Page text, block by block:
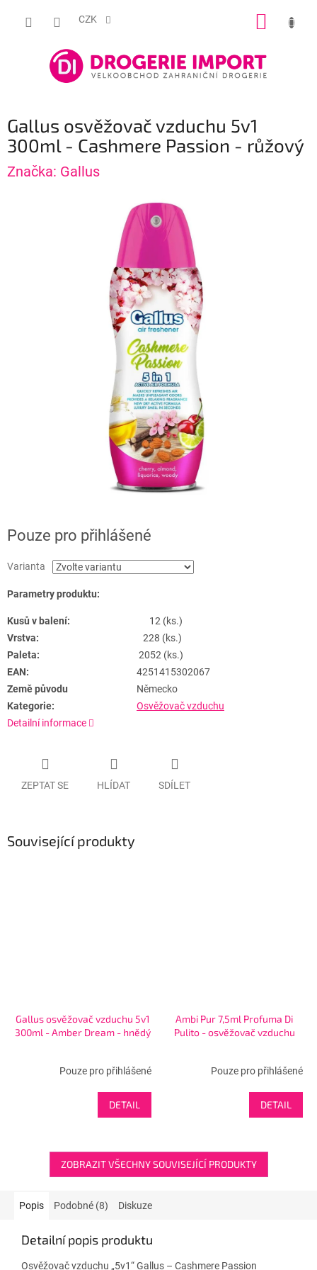
CZK
Gallus osvěžovač vzduchu 5v1
300ml - Cashmere Passion - růžový
Značka: Gallus
Pouze pro přihlášené
Varianta
Parametry produktu:
Kusů v balení:
12 (ks.)
Vrstva:
228 (ks.)
Paleta:
2052 (ks.)
EAN:
4251415302067
Země původu
Německo
Kategorie:
Osvěžovač vzduchu
Detailní informace
ZEPTAT SE HLÍDAT SDÍLET
Související produkty
Gallus osvěžovač vzduchu 5v1
300ml - Amber Dream - hnědý
Pouze pro přihlášené
DETAIL
Ambi Pur 7,5ml Profuma Di
Pulito - osvěžovač vzduchu
Pouze pro přihlášené
DETAIL
ZOBRAZIT VŠECHNY SOUVISEJÍCÍ PRODUKTY
Popis Podobné (8) Diskuze
Detailní popis produktu
Osvěžovač vzduchu „5v1“ Gallus – Cashmere Passion